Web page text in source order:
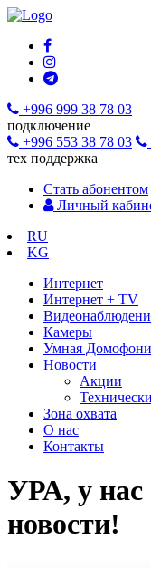
+996 999 38 78 03
подключение
+996 553 38 78 03
тех поддержка
Стать абонентом
Личный
RU
KG
Интернет
Интернет + TV
Камеры
Умная
Новости
Акции
Зона охвата
О нас
Контакты
УРА, у нас
новости!